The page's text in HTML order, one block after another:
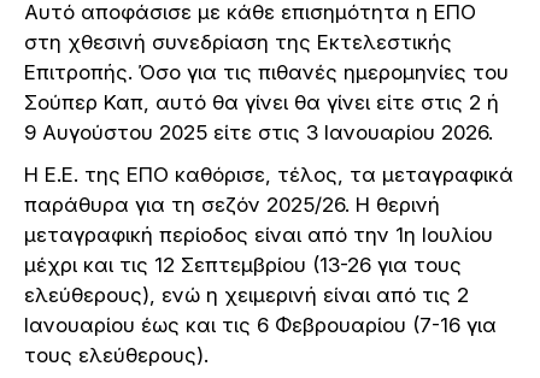
Αυτό αποφάσισε με κάθε επισημότητα η ΕΠΟ
στη χθεσινή συνεδρίαση της Εκτελεστικής
Επιτροπής. Όσο για τις πιθανές ημερομηνίες του
Σούπερ Καπ, αυτό θα γίνει θα γίνει είτε στις 2 ή
9 Αυγούστου 2025 είτε στις 3 Ιανουαρίου 2026.
Η Ε.Ε. της ΕΠΟ καθόρισε, τέλος, τα μεταγραφικά
παράθυρα για τη σεζόν 2025/26. Η θερινή
μεταγραφική περίοδος είναι από την 1η Ιουλίου
μέχρι και τις 12 Σεπτεμβρίου (13-26 για τους
ελεύθερους), ενώ η χειμερινή είναι από τις 2
Ιανουαρίου έως και τις 6 Φεβρουαρίου (7-16 για
τους ελεύθερους).